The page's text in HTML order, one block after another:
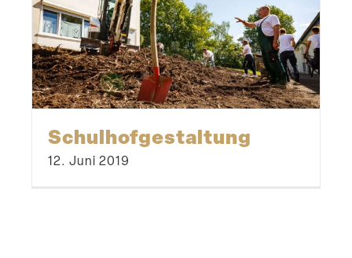
Schul­hof­ge­staltung
12. Juni 2019